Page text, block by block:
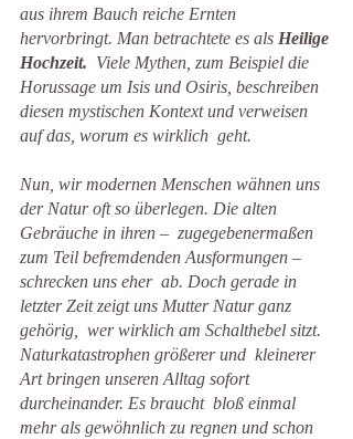
aus ihrem Bauch reiche Ernten
hervorbringt. Man betrachtete es als Heilige
Hochzeit.
  Viele Mythen, zum Beispiel die
Horussage um Isis und Osiris, beschreiben
diesen mystischen Kontext und verweisen
auf das, worum es wirklich  geht.
Nun, wir modernen Menschen wähnen uns
der Natur oft so überlegen. Die alten
Gebräuche in ihren –  zugegebenermaßen
zum Teil befremdenden Ausformungen –
schrecken uns eher  ab. Doch gerade in
letzter Zeit zeigt uns Mutter Natur ganz
gehörig,  wer wirklich am Schalthebel sitzt.
Naturkatastrophen größerer und  kleinerer
Art bringen unseren Alltag sofort
durcheinander. Es braucht  bloß einmal
mehr als gewöhnlich zu regnen und schon